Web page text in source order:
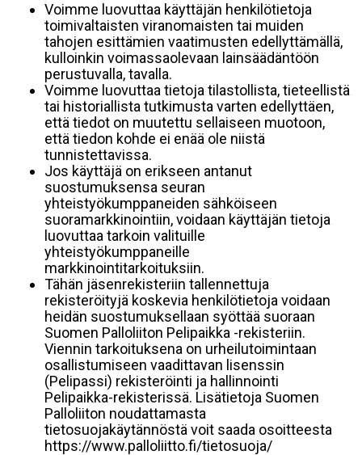
Voimme luovuttaa käyttäjän henkilötietoja
toimivaltaisten viranomaisten tai muiden
tahojen esittämien vaatimusten edellyttämällä,
kulloinkin voimassaolevaan lainsäädäntöön
perustuvalla, tavalla.
Voimme luovuttaa tietoja tilastollista, tieteellistä
tai historiallista tutkimusta varten edellyttäen,
että tiedot on muutettu sellaiseen muotoon,
että tiedon kohde ei enää ole niistä
tunnistettavissa.
Jos käyttäjä on erikseen antanut
suostumuksensa seuran
yhteistyökumppaneiden sähköiseen
suoramarkkinointiin, voidaan käyttäjän tietoja
luovuttaa tarkoin valituille
yhteistyökumppaneille
markkinointitarkoituksiin.
Tähän jäsenrekisteriin tallennettuja
rekisteröityjä koskevia henkilötietoja voidaan
heidän suostumuksellaan syöttää suoraan
Suomen Palloliiton Pelipaikka -rekisteriin.
Viennin tarkoituksena on urheilutoimintaan
osallistumiseen vaadittavan lisenssin
(Pelipassi) rekisteröinti ja hallinnointi
Pelipaikka-rekisterissä. Lisätietoja Suomen
Palloliiton noudattamasta
tietosuojakäytännöstä voit saada osoitteesta
https://www.palloliitto.fi/tietosuoja/